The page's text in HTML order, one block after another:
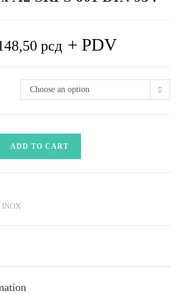
рсд + PDV
Choose an option
ADD TO CART
INOX